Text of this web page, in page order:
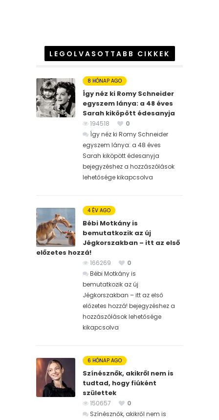
LEGOLVASOTTABB CIKKEK
8 HÓNAP AGO
Így néz ki Romy Schneider
egyszem lánya: a 48 éves
Sarah kiköpött édesanyja
194518
0
Így néz ki Romy Schneider
egyszem lánya: a 48 éves
Sarah kiköpött édesanyja
bejegyzéshez a hozzászólások
lehetősége kikapcsolva
4 ÉV AGO
Bébi Motkány is
bemutatkozik az új
Jégkorszakban – itt az első
előzetes hozzá!
166269
0
Bébi Motkány is
bemutatkozik az új
Jégkorszakban – itt az első
előzetes hozzá! bejegyzéshez a
hozzászólások lehetősége
kikapcsolva
6 HÓNAP AGO
Színésznők, akikről nem is
tudtad, hogy fiúként
születtek
150657
0
Színésznők, akikről nem is